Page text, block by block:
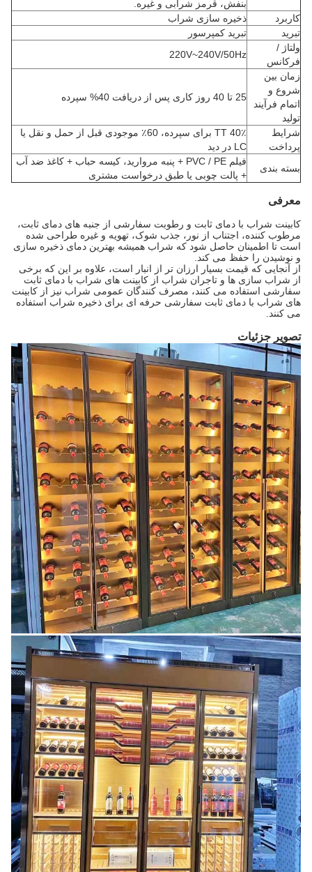
بنفش، قرمز شرابی و غیره.
کاربرد
ذخیره سازی شراب
تبرید
تبرید کمپرسور
ولتاژ /
فرکانس
220V~240V/50Hz
زمان بین
شروع و
اتمام فرآیند
تولید
25 تا 40 روز کاری پس از دریافت 40% سپرده
شرایط
پرداخت
40٪ TT برای سپرده، 60٪ موجودی قبل از حمل و نقل یا
LC در دید
بسته بندی
فیلم PVC / PE + پنبه مروارید، کیسه حباب + کاغذ ضد آب
+ پالت چوبی یا طبق درخواست مشتری
معرفی
کابینت شراب با دمای ثابت و رطوبت سفارشی از جنبه های دمای ثابت،
مرطوب کننده، اجتناب از نور، جذب شوک، تهویه و غیره طراحی شده
است تا اطمینان حاصل شود که شراب همیشه بهترین دمای ذخیره سازی
و نوشیدن را حفظ می کند.
از آنجایی که قیمت بسیار ارزان تر از انبار است، علاوه بر این که برخی
از شراب سازی ها و تاجران شراب از کابینت های شراب با دمای ثابت
سفارشی استفاده می کنند، مصرف کنندگان عمومی شراب نیز از کابینت
های شراب با دمای ثابت سفارشی حرفه ای برای ذخیره شراب استفاده
می کنند.
تصویر جزئیات